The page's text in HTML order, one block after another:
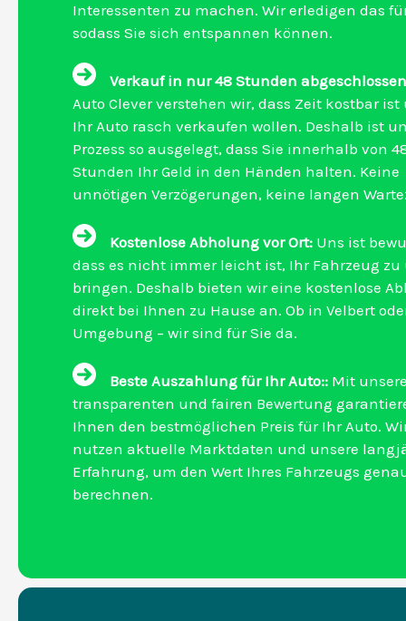
Interessenten zu machen. Wir erledigen das
sodass Sie sich entspannen können.
Verkauf in nur 48 Stunden
Auto Clever verstehen wir, dass Zeit kostbar ist
Ihr Auto rasch verkaufen wollen. Deshalb ist
Prozess so ausgelegt, dass Sie innerhalb von
Stunden Ihr Geld in den Händen halten. Keine
unnötigen Verzögerungen, keine langen
Kostenlose Abholung vor Ort: Uns ist
dass es nicht immer leicht ist, Ihr Fahrzeug zu
bringen. Deshalb bieten wir eine kostenlose
direkt bei Ihnen zu Hause an. Ob in Velbert
Umgebung – wir sind für Sie da.
Beste Auszahlung für Ihr Auto:: Mit
transparenten und fairen Bewertung
Ihnen den bestmöglichen Preis für Ihr Auto.
nutzen aktuelle Marktdaten und unsere
Erfahrung, um den Wert Ihres Fahrzeugs
berechnen.